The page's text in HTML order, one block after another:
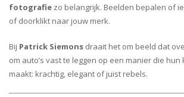
fotografie zo belangrijk. Beelden bepalen of
of doorklikt naar jouw merk.
Bij Patrick Siemons draait het om beeld dat
om auto’s vast te leggen op een manier die
maakt: krachtig, elegant of juist rebels.